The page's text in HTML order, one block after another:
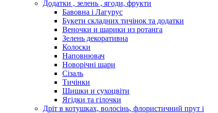
Додатки , зелень , ягоди, фрукти
Бавовна і Лагурус
Букети складних тичінок та додатки
Веночки и шарики из ротанга
Зелень декоративна
Колоски
Наповнювач
Новорічні шари
Сізаль
Тичінки
Шишки и сухоцвіти
Ягідки та гілочки
Дріт в котушках, волосінь, флористичний прут і